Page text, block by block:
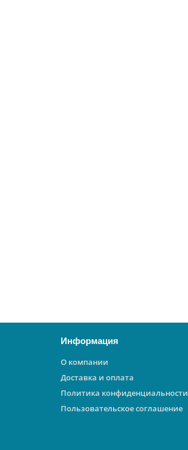
Информация
О компании
Доставка и оплата
Политика конфиденциальности
Пользовательское соглашение